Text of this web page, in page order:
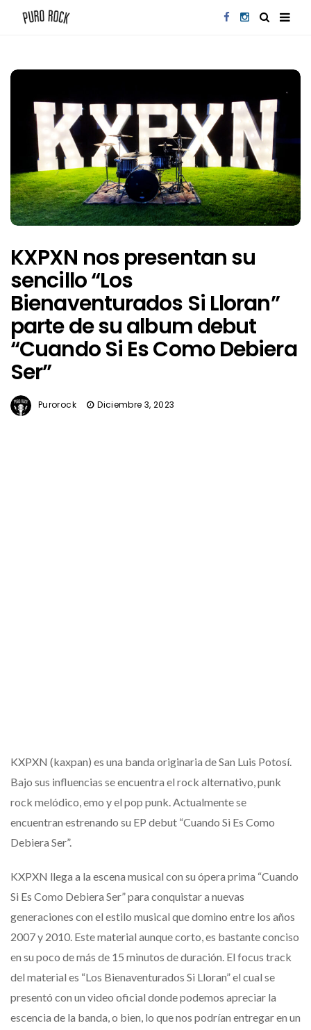
KXPXN nos presentan su
sencillo “Los
Bienaventurados Si Lloran”
parte de su album debut
“Cuando Si Es Como Debiera
Ser”
Purorock Diciembre 3, 2023
KXPXN (kaxpan) es una banda originaria de San Luis Potosí.
Bajo sus influencias se encuentra el rock alternativo, punk
rock melódico, emo y el pop punk. Actualmente se
encuentran estrenando su EP debut “Cuando Si Es Como
Debiera Ser”.
KXPXN llega a la escena musical con su ópera prima “Cuando
Si Es Como Debiera Ser” para conquistar a nuevas
generaciones con el estilo musical que domino entre los años
2007 y 2010. Este material aunque corto, es bastante conciso
en su poco de más de 15 minutos de duración. El focus track
del material es “Los Bienaventurados Si Lloran” el cual se
presentó con un video oficial donde podemos apreciar la
escencia de la banda, o bien, lo que nos podrían entregar en un